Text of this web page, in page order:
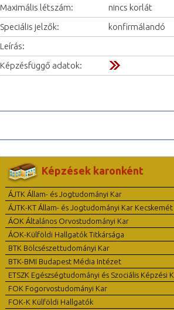
Maximális létszám:
nincs korlát
Speciális jelzők:
konfirmálandó
Leírás:
Képzésfüggő adatok:
Képzések karonként
ÁJTK Állam- és Jogtudományi Kar
ÁJTK-KT Állam- és Jogtudományi Kar Kecskemét
ÁOK Általános Orvostudományi Kar
ÁOK-Külföldi Hallgatók Titkársága
BTK Bölcsészettudományi Kar
BTK-BMI Budapest Média Intézet
ETSZK Egészségtudományi és Szociális Képzési
FOK Fogorvostudományi Kar
FOK-K Külföldi Hallgatók